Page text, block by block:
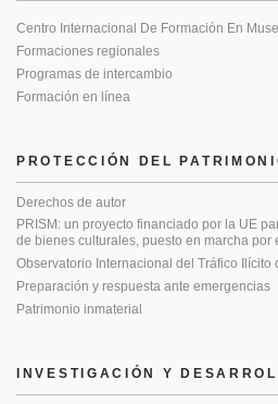
PROTECCIÓN DEL
Derechos de autor
PRISM: un proyecto financiado por la UE
de bienes culturales, puesto en marcha por
Observatorio Internacional del Tráfico Ilícito
Preparación y respuesta ante emergencias
Patrimonio inmaterial
Centro Internacional De Formación En
Formaciones regionales
Programas de intercambio
Formación en línea
INVESTIGACIÓN Y